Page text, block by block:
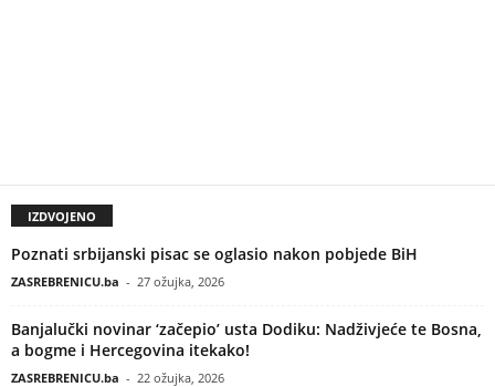
IZDVOJENO
Poznati srbijanski pisac se oglasio nakon pobjede BiH
ZASREBRENICU.ba - 27 ožujka, 2026
Banjalučki novinar ‘začepio’ usta Dodiku: Nadživjeće te Bosna,
a bogme i Hercegovina itekako!
ZASREBRENICU.ba - 22 ožujka, 2026